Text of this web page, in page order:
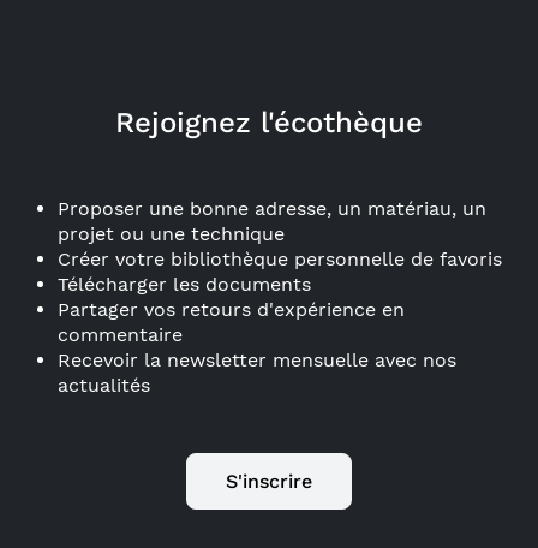
Rejoignez l'écothèque
Proposer une bonne adresse, un matériau, un
projet ou une technique
Créer votre bibliothèque personnelle de favoris
Télécharger les documents
Partager vos retours d'expérience en
commentaire
Recevoir la newsletter mensuelle avec nos
actualités
S'inscrire